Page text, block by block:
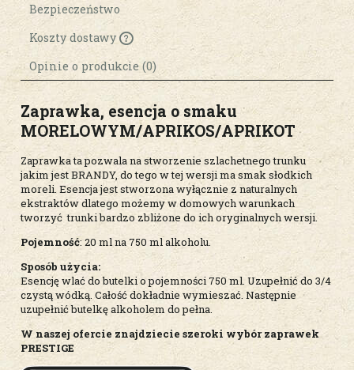
Bezpieczeństwo
Koszty dostawy
Cena nie zawiera ewentualnych kosztów
płatności
Opinie o produkcie (0)
Zaprawka, esencja o smaku
MORELOWYM/APRIKOS/APRIKOT
Zaprawka ta pozwala na stworzenie szlachetnego trunku
jakim jest BRANDY, do tego w tej wersji ma smak słodkich
moreli. Esencja jest stworzona wyłącznie z naturalnych
ekstraktów dlatego możemy w domowych warunkach
tworzyć trunki bardzo zbliżone do ich oryginalnych wersji.
Pojemność: 20 ml na 750 ml alkoholu.
Sposób użycia:
Esencję wlać do butelki o pojemności 750 ml. Uzupełnić do 3/4
czystą wódką. Całość dokładnie wymieszać. Następnie
uzupełnić butelkę alkoholem do pełna.
W naszej ofercie znajdziecie szeroki wybór zaprawek
PRESTIGE